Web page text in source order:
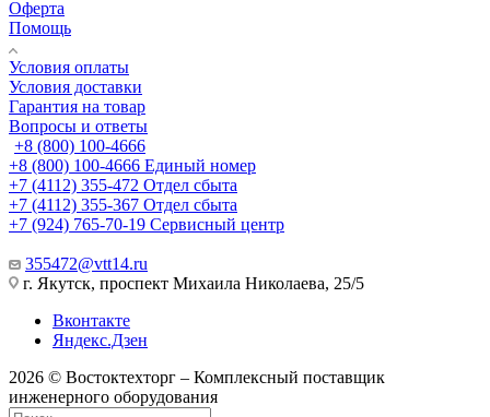
Оферта
Помощь
Условия оплаты
Условия доставки
Гарантия на товар
Вопросы и ответы
+8 (800) 100-4666
+8 (800) 100-4666 Единый номер
+7 (4112) 355-472 Отдел сбыта
+7 (4112) 355-367 Отдел сбыта
+7 (924) 765-70-19 Сервисный центр
355472@vtt14.ru
г. Якутск, проспект Михаила Николаева, 25/5
Вконтакте
Яндекс.Дзен
2026 © Востоктехторг – Комплексный поставщик
инженерного оборудования